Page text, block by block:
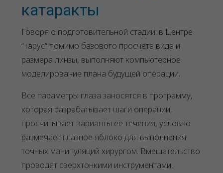
катаракты
Говоря о подготовительной стадии: в Центре
“Тарус” помимо базового просчета вида и
размера линзы, выполняют компьютерное
моделирование плана будущей операции.
Все параметры глаза заносятся в программу,
которая разрабатывает шаги операции,
просчитывает варианты ее течения, условно
размечает глазное яблоко для выполнения
точных манипуляций хирургом. Вмешательство
проводят сверхтонкими инструментами,